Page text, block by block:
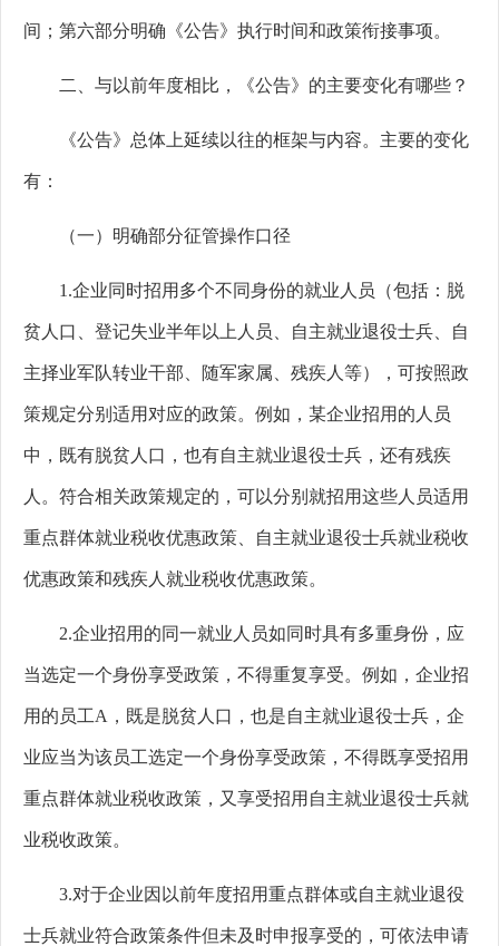
间；第六部分明确《公告》执行时间和政策衔接事项。
二、与以前年度相比，《公告》的主要变化有哪些？
《公告》总体上延续以往的框架与内容。主要的变化
有：
（一）明确部分征管操作口径
1.企业同时招用多个不同身份的就业人员（包括：脱
贫人口、登记失业半年以上人员、自主就业退役士兵、自
主择业军队转业干部、随军家属、残疾人等），可按照政
策规定分别适用对应的政策。例如，某企业招用的人员
中，既有脱贫人口，也有自主就业退役士兵，还有残疾
人。符合相关政策规定的，可以分别就招用这些人员适用
重点群体就业税收优惠政策、自主就业退役士兵就业税收
优惠政策和残疾人就业税收优惠政策。
2.企业招用的同一就业人员如同时具有多重身份，应
当选定一个身份享受政策，不得重复享受。例如，企业招
用的员工A ，既是脱贫人口，也是自主就业退役士兵，企
业应当为该员工选定一个身份享受政策，不得既享受招用
重点群体就业税收政策，又享受招用自主就业退役士兵就
业税收政策。
3.对于企业因以前年度招用重点群体或自主就业退役
士兵就业符合政策条件但未及时申报享受的，可依法申请